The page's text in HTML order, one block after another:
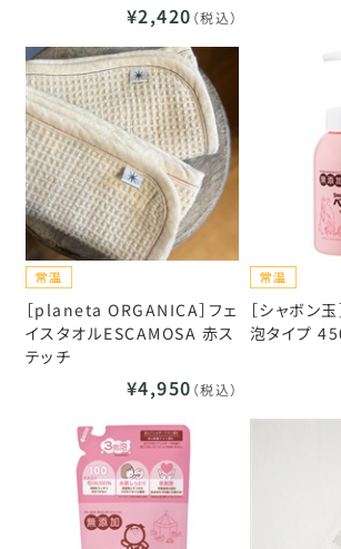
¥2,420 （税込）
［planeta ORGANICA］フェ
イスタオルESCAMOSA 赤ス
テッチ
¥4,950 （税込）
［シャボン
泡タイプ